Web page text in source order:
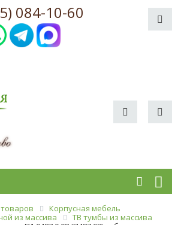
084-10-60
Корпусная мебель
из массива
ТВ тумбы из массива